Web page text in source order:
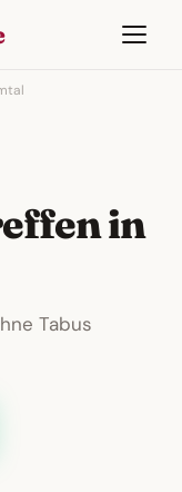
in
Tabus